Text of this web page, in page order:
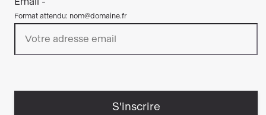
Comparaisons, Dessin et Peinture à l’eau.
Art Capital est né en 2006 de la volonté des
Art Capital réunit chaque année : peintres,